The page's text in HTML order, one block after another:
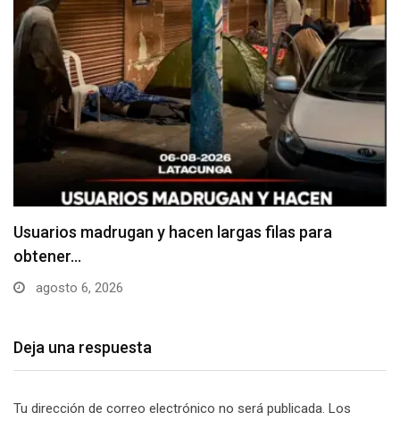
Usuarios madrugan y hacen largas filas para
obtener…
agosto 6, 2026
Deja una respuesta
Tu dirección de correo electrónico no será publicada. Los